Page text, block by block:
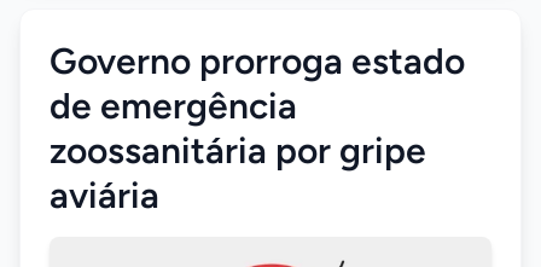
Governo prorroga estado
de emergência
zoossanitária por gripe
aviária